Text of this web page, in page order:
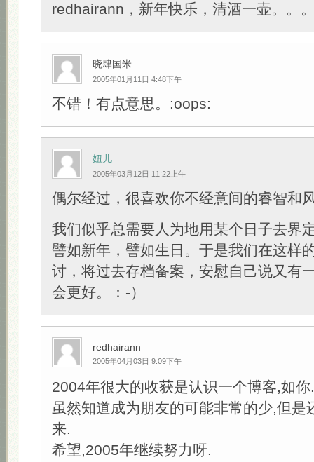
redhairann，新年快乐，清酒一壶。。
晓肆国米
2005年01月11日 4:48下午
不错！有点意思。:oops:
妞儿
2005年03月12日 11:22上午
偶尔经过，很喜欢你不经意间的睿智和
我们似乎总需要人为地用某个日子去界
譬如新年，譬如生日。于是我们在这样
讨，将过去存档备案，安慰自己说又有
会更好。：-）
redhairann
2005年04月03日 9:09下午
2004年很大的收获是认识一个博客,如你.
虽然知道成为朋友的可能非常的少,但是
来.
希望,2005年继续努力呀.